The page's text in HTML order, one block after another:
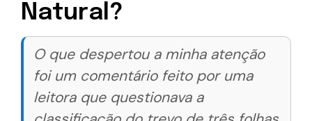
Natural?
O que despertou a minha atenção
foi um comentário feito por uma
leitora que questionava a